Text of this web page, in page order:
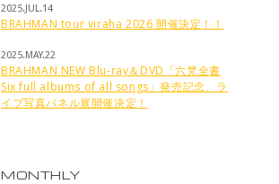
2025.JUL.14
BRAHMAN tour viraha 2026 開催決定！！
2025.MAY.22
BRAHMAN NEW Blu-ray＆DVD「六梵全書
Six full albums of all songs」発売記念、ラ
イブ写真パネル展開催決定！
MONTHLY